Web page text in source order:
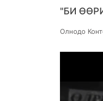
"БИ
Олнодо